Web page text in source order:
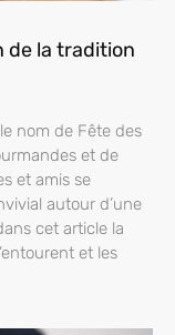
de la tradition
nom de Fête des
et de
et amis se
autour d’une
cet article la
et les